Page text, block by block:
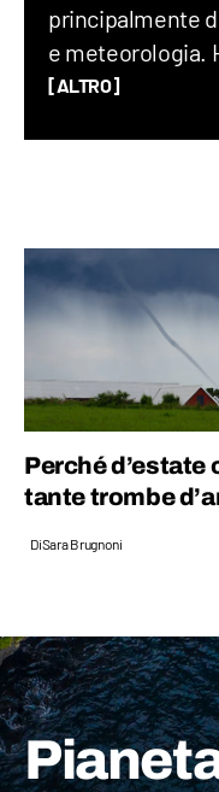
principalmente
e meteorologia.
un Master in
[ALTRO]
Perché d’estate
tante trombe
DiSara Brugnoni